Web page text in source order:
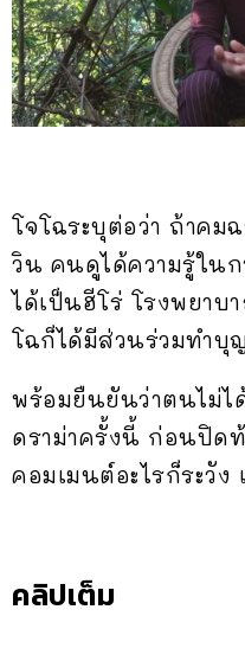
โจโฉระบุต่อว่า ถ้าค
วิน คนดูได้ความรู้ใน
ได้เป็นฮีโร่ โรงพยาบ
โฉก็ได้มีส่วนร่วมทำบุ
พร้อมยืนยันว่าตนไม่ไ
ดราม่าครั้งนี้ ก่อนปิด
คอมเมนต์อะไรก็ระวัง
คลิปเต็ม